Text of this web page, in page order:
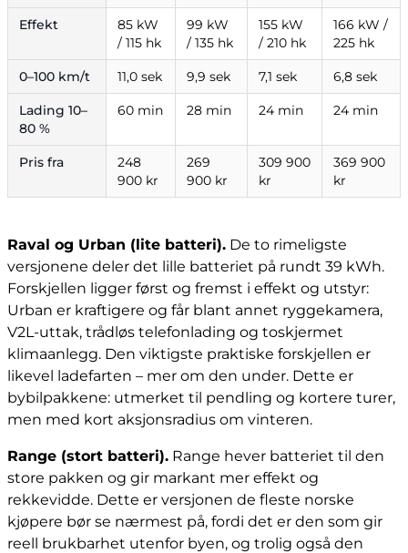
Effekt
85 kW
/ 115 hk
99 kW
/ 135 hk
155 kW
/ 210 hk
166 kW /
225 hk
0–100 km/t 11,0 sek 9,9 sek 7,1 sek 6,8 sek
Lading 10–
80 %
60 min 28 min 24 min 24 min
Pris fra
248
900 kr
269
900 kr
309 900
kr
369 900
kr
Raval og Urban (lite batteri). De to rimeligste
versjonene deler det lille batteriet på rundt 39 kWh.
Forskjellen ligger først og fremst i effekt og utstyr:
Urban er kraftigere og får blant annet ryggekamera,
V2L-uttak, trådløs telefonlading og toskjermet
klimaanlegg. Den viktigste praktiske forskjellen er
likevel ladefarten – mer om den under. Dette er
bybilpakkene: utmerket til pendling og kortere turer,
men med kort aksjonsradius om vinteren.
Range (stort batteri). Range hever batteriet til den
store pakken og gir markant mer effekt og
rekkevidde. Dette er versjonen de fleste norske
kjøpere bør se nærmest på, fordi det er den som gir
reell brukbarhet utenfor byen, og trolig også den